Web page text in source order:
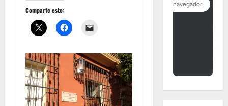
Comparte esto: